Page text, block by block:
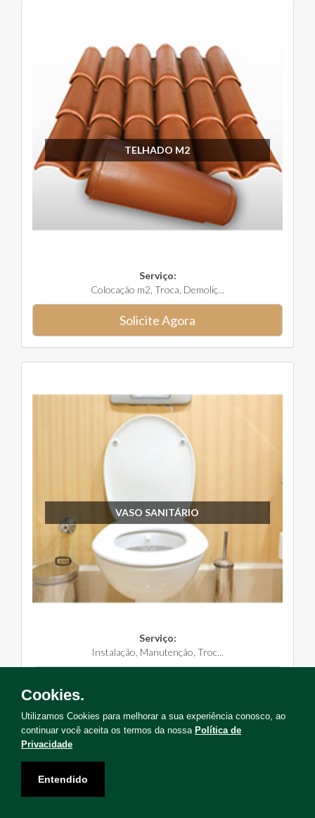
TELHADO M2
Serviço:
Colocação m2, Troca, Demoliç...
Solicite Agora
VASO SANITÁRIO
Serviço:
Instalação, Manutenção, Troc...
Solicite uma visita para levantamento de serviços!
Cookies.
Utilizamos Cookies para melhorar a sua experiência conosco, ao
continuar você aceita os termos da nossa Política de
Privacidade
Entendido